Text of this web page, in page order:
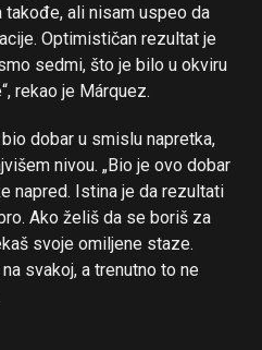
ali nisam uspeo da
Optimističan rezultat je
sedmi, što je bilo u okviru
rekao je Márquez.
dobar u smislu napretka,
nivou. „Bio je ovo dobar
napred. Istina je da rezultati
Ako želiš da se boriš za
svoje omiljene staze.
svakoj, a trenutno to ne